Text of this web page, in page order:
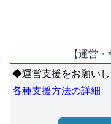
【運営
◆運営支援をお願い
各種支援方法の詳細